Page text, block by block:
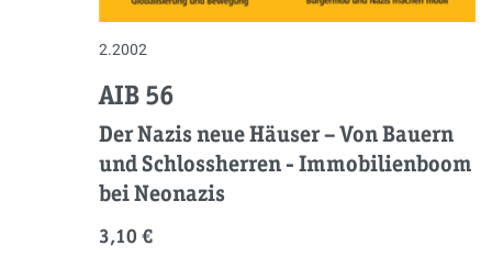
2.2002
AIB 56
Der Nazis neue Häuser–Von Bauern
und Schlossherren - Immobilienboom
bei Neonazis
3,10 €